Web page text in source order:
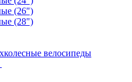
(26")
(28")
велосипеды